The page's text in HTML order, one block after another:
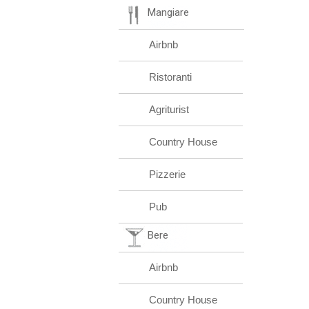
Mangiare
Airbnb
Ristoranti
Agriturist
Country House
Pizzerie
Pub
Bere
Airbnb
Country House